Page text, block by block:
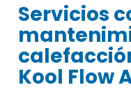
Servicios
Kool Flow